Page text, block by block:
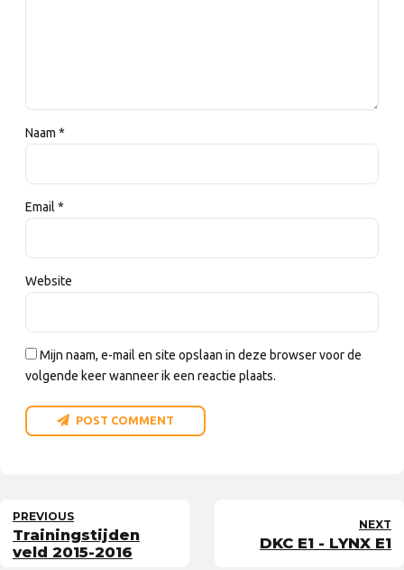
Naam *
Email *
Website
Mijn naam, e-mail en site opslaan in deze browser voor de
volgende keer wanneer ik een reactie plaats.
POST COMMENT
PREVIOUS
Trainingstijden
veld 2015-2016
NEXT
DKC E1 - LYNX E1